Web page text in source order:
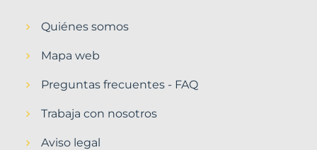
Quiénes somos
Mapa web
Preguntas frecuentes - FAQ
Trabaja con nosotros
Aviso legal